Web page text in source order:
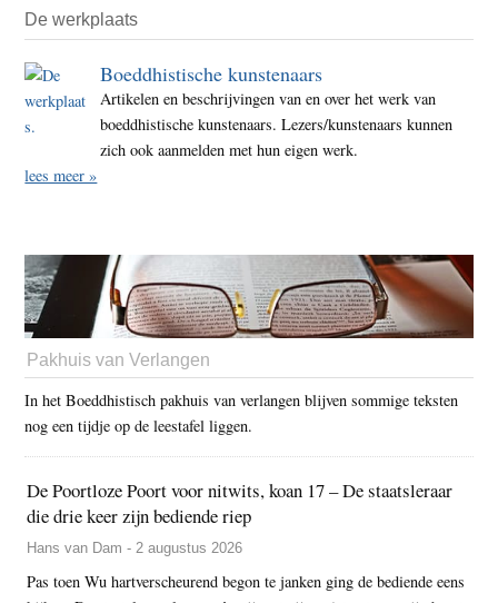
De werkplaats
Boeddhistische kunstenaars
Artikelen en beschrijvingen van en over het werk van
boeddhistische kunstenaars. Lezers/kunstenaars kunnen
zich ook aanmelden met hun eigen werk.
lees meer »
Pakhuis van Verlangen
In het Boeddhistisch pakhuis van verlangen blijven sommige teksten
nog een tijdje op de leestafel liggen.
De Poortloze Poort voor nitwits, koan 17 – De staatsleraar
die drie keer zijn bediende riep
Hans van Dam - 2 augustus 2026
Pas toen Wu hartverscheurend begon te janken ging de bediende eens